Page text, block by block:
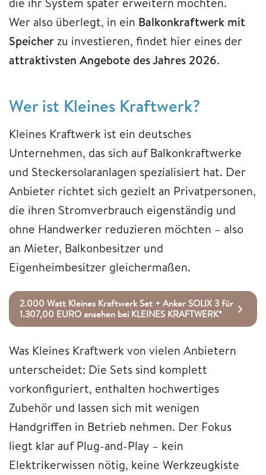
Wer also überlegt, in ein Balkonkraftwerk mit
Speicherzu investieren, findet hier eines der
attraktivsten Angebote des Jahres 2026.
Wer ist Kleines Kraftwerk?
Kleines Kraftwerk ist ein deutsches
Unternehmen, das sich auf Balkonkraftwerke
und Steckersolaranlagen spezialisiert hat. Der
Anbieter richtet sich gezielt an Privatpersonen,
die ihren Stromverbrauch eigenständig und
ohne Handwerker reduzieren möchten – also
an Mieter, Balkonbesitzer und
Eigenheimbesitzer gleichermaßen.
2.000 Watt Kleines Kraftwerk Set + Anker SOLIX 3 für
1.307,00 EURO ansehen bei KLEINES KRAFTWERK*
Was Kleines Kraftwerk von vielen Anbietern
unterscheidet: Die Sets sind komplett
vorkonfiguriert, enthalten hochwertiges
Zubehör und lassen sich mit wenigen
Handgriffen in Betrieb nehmen. Der Fokus
liegt klar auf Plug-and-Play – kein
Elektrikerwissen nötig, keine Werkzeugkiste